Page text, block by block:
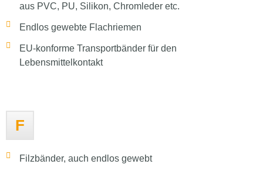
aus PVC, PU, Silikon, Chromleder etc.
Endlos gewebte Flachriemen
EU-konforme Transportbänder für den
Lebensmittelkontakt
F
Filzbänder, auch endlos gewebt